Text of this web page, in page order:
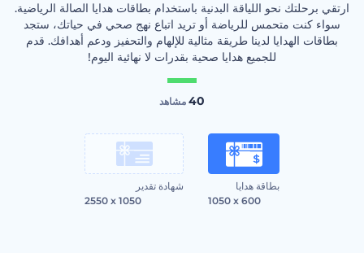
ارتقي برحلتك نحو اللياقة البدنية باستخدام بطاقات هدايا الصالة الرياضية.
سواء كنت متحمس للرياضة أو تريد اتباع نهج صحي في حياتك، ستجد
بطاقات الهدايا لدينا طريقة مثالية للإلهام والتحفيز ودعم أهدافك. قدم
للجميع هدايا صحية بقدرات لا نهائية اليوم!
40 مشاهد
بطاقة هدايا
1050 x 600
شهادة تقدير
2550 x 1050